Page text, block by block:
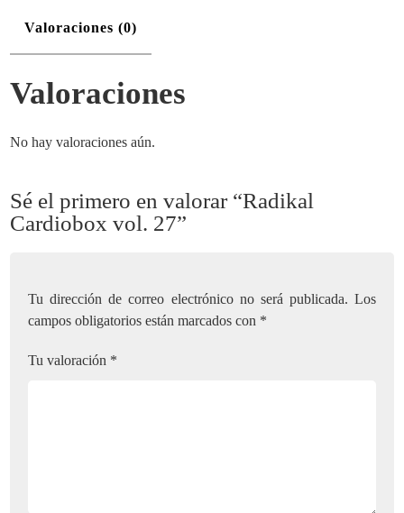
Valoraciones (0)
Valoraciones
No hay valoraciones aún.
Sé el primero en valorar “Radikal
Cardiobox vol. 27”
Tu dirección de correo electrónico no será publicada. Los
campos obligatorios están marcados con *
Tu valoración *